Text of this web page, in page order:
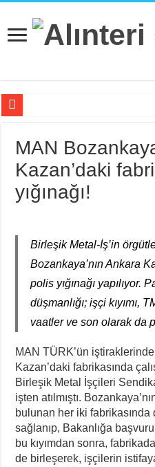
“Siyasi Bilinç” Kavramının
Beş Çocuğu İle ‘Deport
İsviçre’nin İade Ettiği Bahar
KORTEKS İşçileri 20 Yıllık
Lenin: “Engels’in Yaşamı Her
Bir Mezar Taşı Peşinden 88
II. Enternasyonal’in Sosyalizm
MAN
Kazan’daki
yığınağı!
Birleşik Metal-İş’in
Bozankaya’nın Ankara
polis yığınağı yapılıyor.
düşmanlığı; işçi kıyımı,
vaatler ve son olarak da
MAN TÜRK’ün
Kazan’daki fabrikasında
Birleşik Metal İşçileri
işten atılmıştı.
bulunan her iki
sağlanıp, Bakanlığa
bu kıyımdan sonra,
de birleşerek, işçilerin